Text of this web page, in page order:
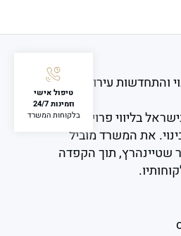
והתחדשות עירונית
בליווי פרויקטים של
את המשרד מוביל
שטיינהרץ, תוך הקפדה
טיפול אישי
וזמינות 24/7
בלקוחות המשרד